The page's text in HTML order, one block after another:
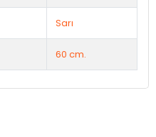
Sarı
60 cm.